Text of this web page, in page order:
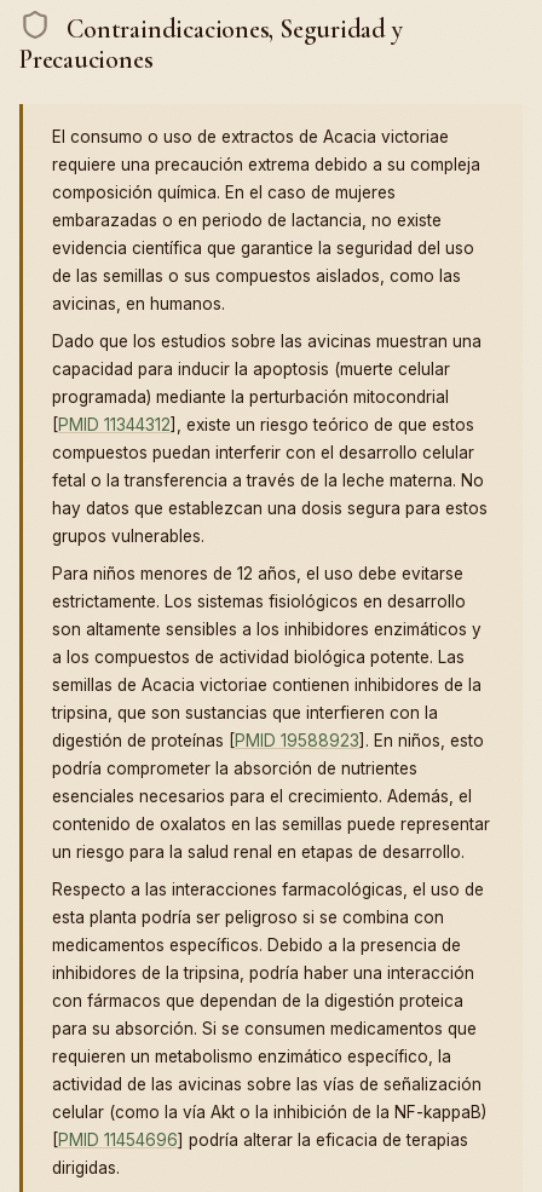
Contraindicaciones, Seguridad y
Precauciones
El consumo o uso de extractos de Acacia victoriae
requiere una precaución extrema debido a su compleja
composición química. En el caso de mujeres
embarazadas o en periodo de lactancia, no existe
evidencia científica que garantice la seguridad del uso
de las semillas o sus compuestos aislados, como las
avicinas, en humanos.
Dado que los estudios sobre las avicinas muestran una
capacidad para inducir la apoptosis (muerte celular
programada) mediante la perturbación mitocondrial
[PMID 11344312], existe un riesgo teórico de que estos
compuestos puedan interferir con el desarrollo celular
fetal o la transferencia a través de la leche materna. No
hay datos que establezcan una dosis segura para estos
grupos vulnerables.
Para niños menores de 12 años, el uso debe evitarse
estrictamente. Los sistemas fisiológicos en desarrollo
son altamente sensibles a los inhibidores enzimáticos y
a los compuestos de actividad biológica potente. Las
semillas de Acacia victoriae contienen inhibidores de la
tripsina, que son sustancias que interfieren con la
digestión de proteínas [PMID 19588923]. En niños, esto
podría comprometer la absorción de nutrientes
esenciales necesarios para el crecimiento. Además, el
contenido de oxalatos en las semillas puede representar
un riesgo para la salud renal en etapas de desarrollo.
Respecto a las interacciones farmacológicas, el uso de
esta planta podría ser peligroso si se combina con
medicamentos específicos. Debido a la presencia de
inhibidores de la tripsina, podría haber una interacción
con fármacos que dependan de la digestión proteica
para su absorción. Si se consumen medicamentos que
requieren un metabolismo enzimático específico, la
actividad de las avicinas sobre las vías de señalización
celular (como la vía Akt o la inhibición de la NF-kappaB)
[PMID 11454696] podría alterar la eficacia de terapias
dirigidas.